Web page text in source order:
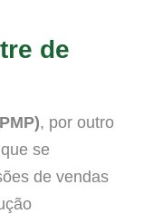
de
, por outro
se
de vendas